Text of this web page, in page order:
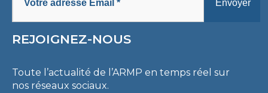
REJOIGNEZ-NOUS
Toute l’actualité de l’ARMP en temps réel sur
nos réseaux sociaux.